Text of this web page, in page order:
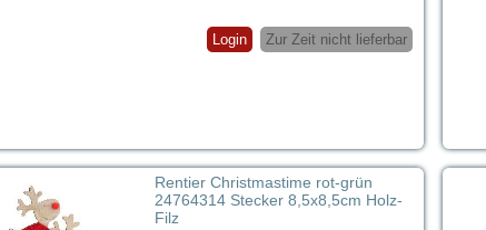
Zur Zeit nicht lieferbar
Login
Rentier Christmastime rot-grün
24764314 Stecker 8,5x8,5cm Holz-
Filz